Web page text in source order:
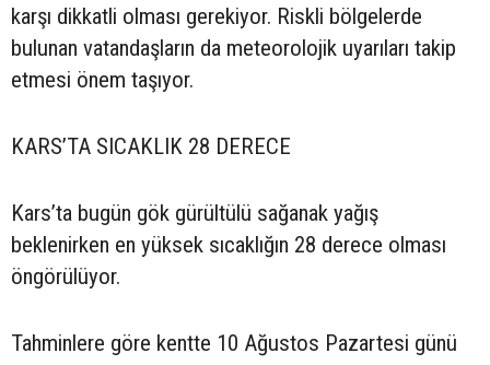
karşı dikkatli olması gerekiyor. Riskli bölgelerde
bulunan vatandaşların da meteorolojik uyarıları takip
etmesi önem taşıyor.
KARS’TA SICAKLIK 28 DERECE
Kars’ta bugün gök gürültülü sağanak yağış
beklenirken en yüksek sıcaklığın 28 derece olması
öngörülüyor.
Tahminlere göre kentte 10 Ağustos Pazartesi günü